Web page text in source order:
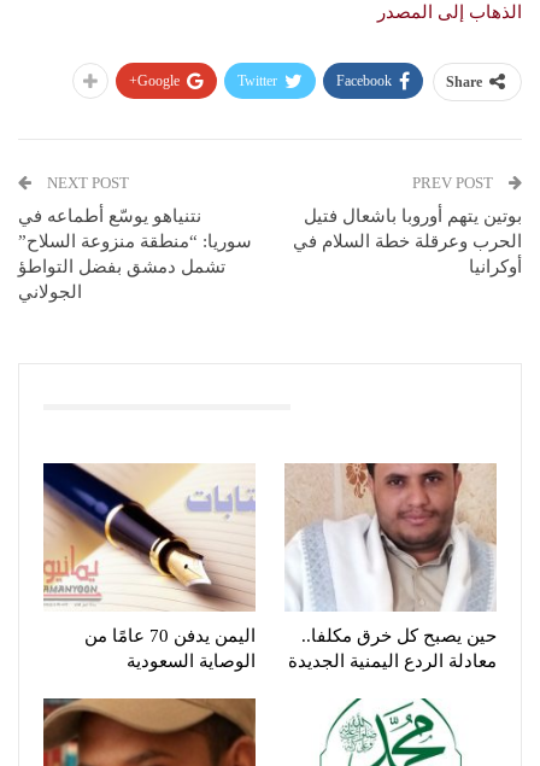
الذهاب إلى المصدر
Share
Facebook
Twitter
Google+
بوتين يتهم أوروبا باشعال فتيل
الحرب وعرقلة خطة السلام في
أوكرانيا
NEXT POST
نتنياهو يوسّع أطماعه في
سوريا: “منطقة منزوعة السلاح”
تشمل دمشق بفضل التواطؤ
الجولاني
حين يصبح كل خرق مكلفا..
معادلة الردع اليمنية الجديدة
اليمن يدفن 70 عامًا من
الوصاية السعودية